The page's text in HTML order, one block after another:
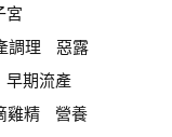
宮
調理
惡露
早期流產
雞精
營養